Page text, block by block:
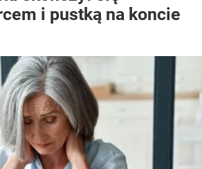
i pustką na koncie